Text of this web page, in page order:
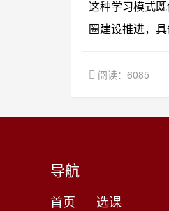
这种学习模式
圈建设推进，
阅读：6085
导航
首页
选课